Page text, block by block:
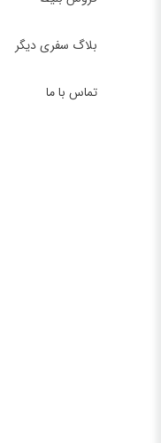
بلاگ سفری دیگر
تماس با ما